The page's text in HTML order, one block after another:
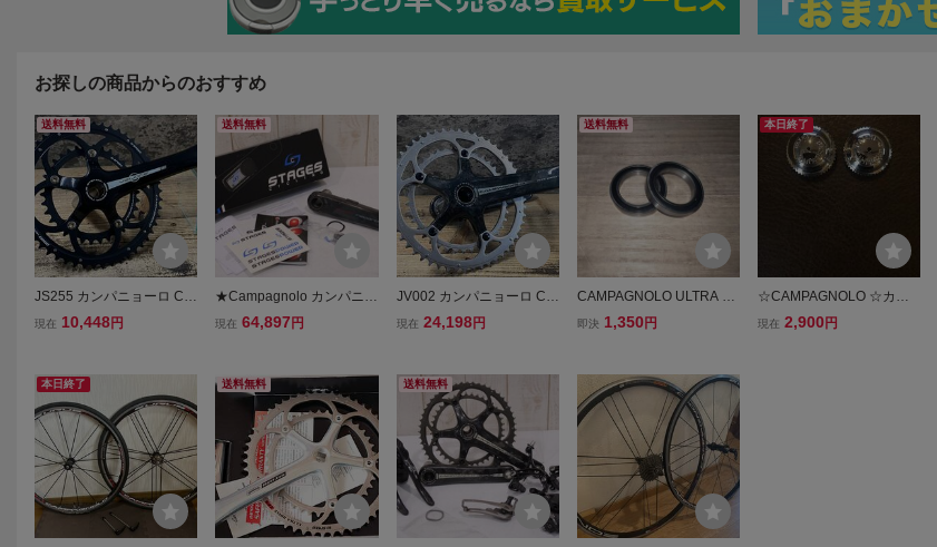
お探しの商品からのおすすめ
送料無料
JS255 カンパニョーロ CA
MPAGNOLO ベローチェ V
50/34T
現在 10,448円
送料無料
★Campagnolo カンパニョ
ーロ SUPER RECORD 17
クランクアーム 未使用品
現在 64,897 円
JV002 カンパニョーロ CA
MPAGNOLO レコード RE
72.5mm 52/39T 10S
現在 24,198円
送料無料
CAMPAGNOLO ULTRA TO
RQUE SYSTEM用ベアリ
即決 1,350 円
本日終了
☆CAMPAGNOLO ☆カン
パニョーロ ビンテージ☆
現在 2,900 円
本日終了 送料無料 送料無料